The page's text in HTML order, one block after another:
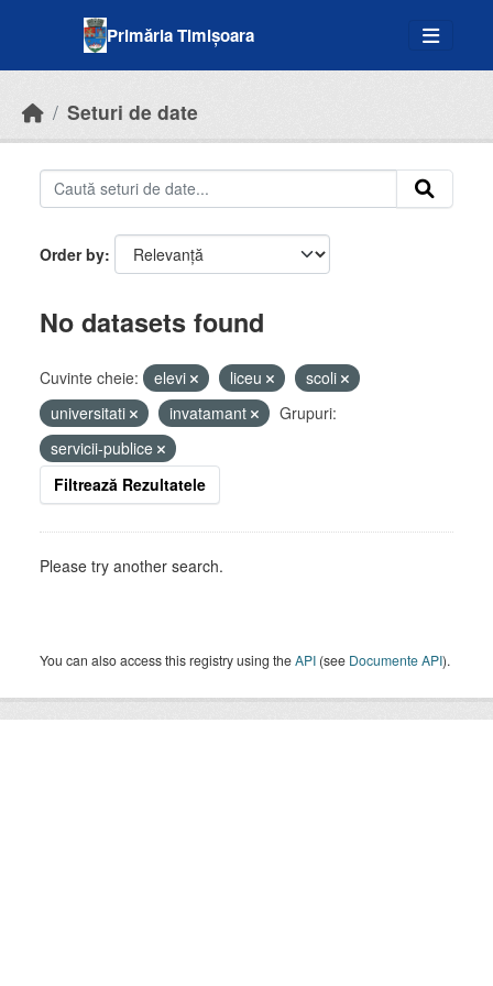
Primăria Timișoara
Seturi de date
Order by
No datasets found
Cuvinte cheie: elevi liceu
scoli
universitati
invatamant
Grupuri:
servicii-publice
Filtrează Rezultatele
Please try another search.
You can also access this registry using theAPI (see Documente API).